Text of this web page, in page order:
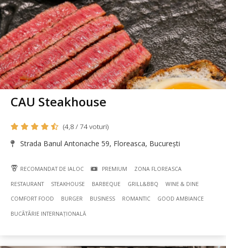
CAU Steakhouse
(4,8 / 74 voturi)
Strada Banul Antonache 59, Floreasca, București
RECOMANDAT DE IALOC PREMIUM ZONA FLOREASCA
RESTAURANT STEAKHOUSE BARBEQUE GRILL&BBQ WINE & DINE
COMFORT FOOD BURGER BUSINESS ROMANTIC GOOD AMBIANCE
BUCÃTÃRIE INTERNAȚIONALĂ